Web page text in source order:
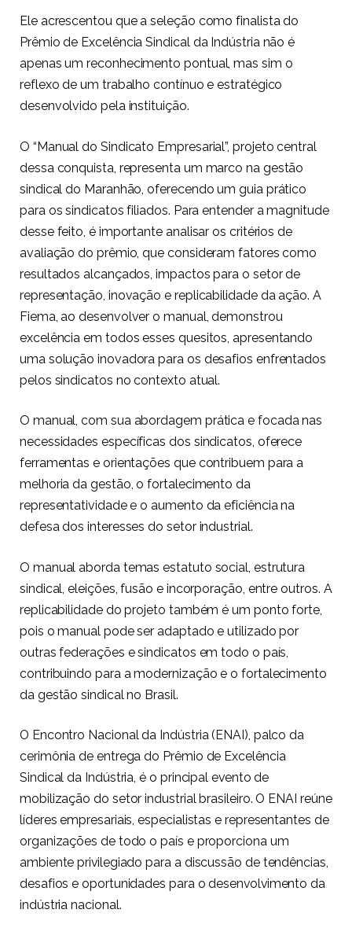
Ele acrescentou que a seleção como finalista do
Prêmio de Excelência Sindical da Indústria não é
apenas um reconhecimento pontual, mas sim o
reflexo de um trabalho contínuo e estratégico
desenvolvido pela instituição.
O “Manual do Sindicato Empresarial”, projeto central
dessa conquista, representa um marco na gestão
sindical do Maranhão, oferecendo um guia prático
para os sindicatos filiados. Para entender a magnitude
desse feito, é importante analisar os critérios de
avaliação do prêmio, que consideram fatores como
resultados alcançados, impactos para o setor de
representação, inovação e replicabilidade da ação. A
Fiema, ao desenvolver o manual, demonstrou
excelência em todos esses quesitos, apresentando
uma solução inovadora para os desafios enfrentados
pelos sindicatos no contexto atual.
O manual, com sua abordagem prática e focada nas
necessidades específicas dos sindicatos, oferece
ferramentas e orientações que contribuem para a
melhoria da gestão, o fortalecimento da
representatividade e o aumento da eficiência na
defesa dos interesses do setor industrial.
O manual aborda temas estatuto social, estrutura
sindical, eleições, fusão e incorporação, entre outros. A
replicabilidade do projeto também é um ponto forte,
pois o manual pode ser adaptado e utilizado por
outras federações e sindicatos em todo o país,
contribuindo para a modernização e o fortalecimento
da gestão sindical no Brasil.
O Encontro Nacional da Indústria (ENAI), palco da
cerimônia de entrega do Prêmio de Excelência
Sindical da Indústria, é o principal evento de
mobilização do setor industrial brasileiro. O ENAI reúne
líderes empresariais, especialistas e representantes de
organizações de todo o país e proporciona um
ambiente privilegiado para a discussão de tendências,
desafios e oportunidades para o desenvolvimento da
indústria nacional.